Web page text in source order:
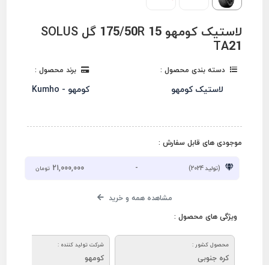
لاستیک کومهو 175/50R 15 گل SOLUS
TA21
دسته بندی محصول :
لاستیک کومهو
برند محصول :
کومهو - Kumho
موجودی های قابل سفارش :
(تولید 2024) -
21,000,000 تومان
مشاهده همه و خرید
ویژگی های محصول :
محصول کشور :
کره جنوبی
شرکت تولید کننده :
کومهو